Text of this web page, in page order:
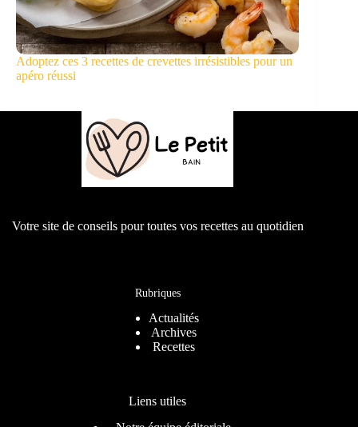
Adoptez ces 3 recettes de crevettes irrésistibles pour un
apéro réussi
Votre site de conseils pour toutes vos recettes au quotidien
Rubriques
Actualités
Archives
Recettes
Liens utiles